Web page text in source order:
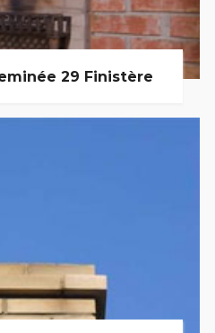
29 Finistère